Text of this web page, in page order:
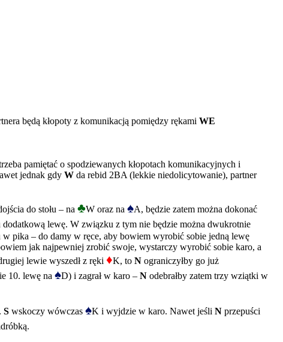
będą kłopoty z komunikacją pomiędzy rękami WE
pamiętać o spodziewanych kłopotach komunikacyjnych i
jednak gdy W da rebid 2BA (lekkie niedolicytowanie), partner
do stołu – na ♣W oraz na ♠A, będzie zatem można dokonać
lewę. W związku z tym nie będzie można dwukrotnie
w pika – do damy w ręce, aby bowiem wyrobić sobie jedną lewę
jak najpewniej zrobić swoje, wystarczy wyrobić sobie karo, a
lewie wyszedł z ręki ♦K, to N ograniczyłby go już
10. lewę na ♠D) i zagrał w karo – N odebrałby zatem trzy wziątki w
S wskoczy wówczas ♠K i wyjdzie w karo. Nawet jeśli N przepuści